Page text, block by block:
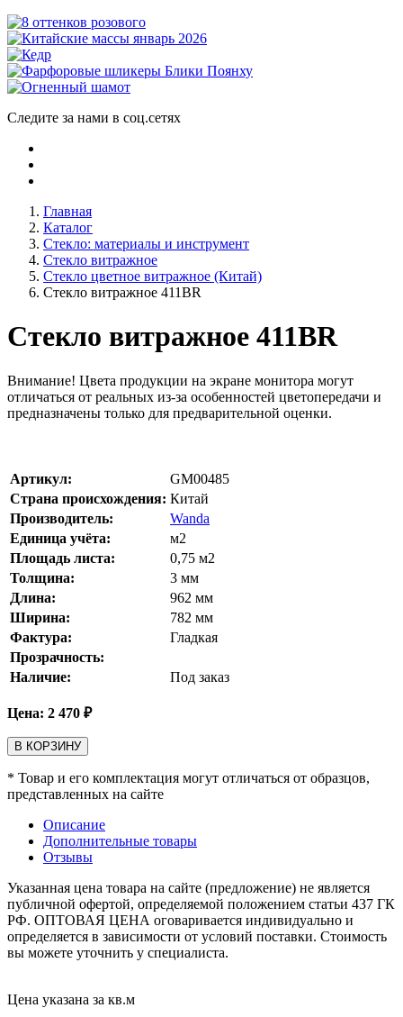
Следите за нами в соц.сетях
Главная
Каталог
Стекло: материалы и инструмент
Стекло витражное
Стекло цветное витражное (Китай)
Стекло витражное 411BR
Стекло витражное 411BR
Внимание! Цвета продукции на экране монитора могут
отличаться от реальных из-за особенностей цветопередачи и
предназначены только для предварительной оценки.
Артикул:
GM00485
Страна происхождения: Китай
Производитель:
Wanda
Единица учёта:
м2
Площадь листа:
0,75 м2
Толщина:
3 мм
Длина:
962 мм
Ширина:
782 мм
Фактура:
Гладкая
Прозрачность:
Наличие:
Под заказ
Цена: 2 470 ₽
В КОРЗИНУ
* Товар и его комплектация могут отличаться от образцов,
представленных на сайте
Описание
Дополнительные товары
Отзывы
Указанная цена товара на сайте (предложение) не является
публичной офертой, определяемой положением статьи 437 ГК
РФ. ОПТОВАЯ ЦЕНА оговаривается индивидуально и
определяется в зависимости от условий поставки. Стоимость
вы можете уточнить у специалиста.
Цена указана за кв.м